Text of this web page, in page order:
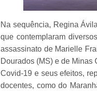
Na sequência, Regina
que contemplaram
assassinato de Marielle
Dourados (MS) e de Minas
Covid-19 e seus efeitos,
docentes, como do